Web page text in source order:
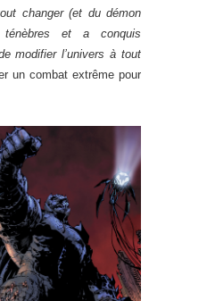
changer (et du démon
et a conquis
modifier l’univers à tout
un combat extrême pour